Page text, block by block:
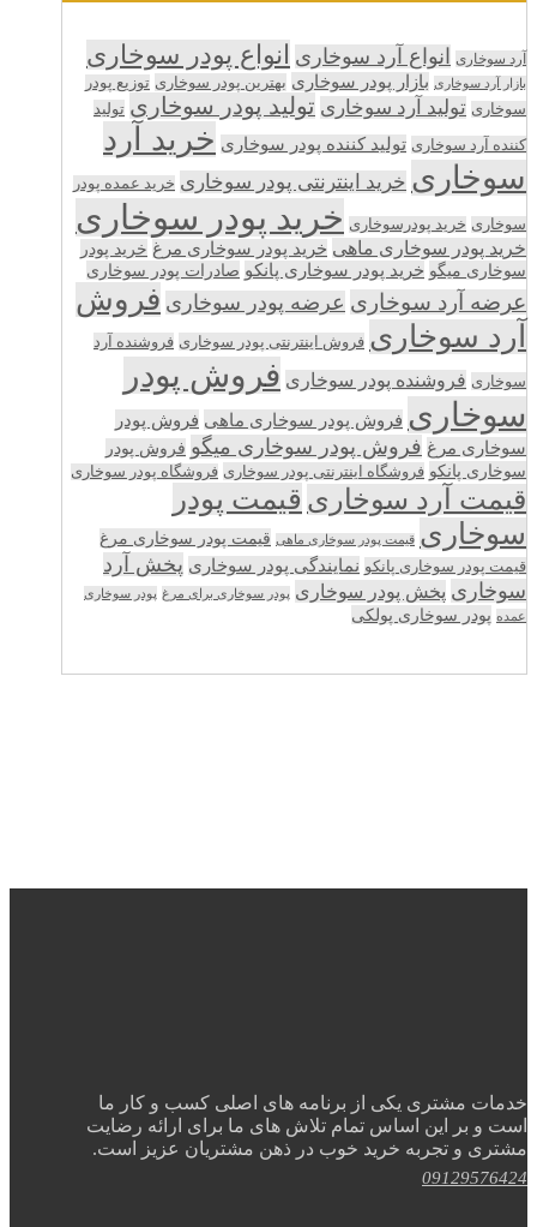
آرد سوخاری انواع آرد سوخاری انواع پودر سوخاری
بازار آرد سوخاری بازار پودر سوخاری بهترین پودر سوخاری توزیع پودر
سوخاری تولید آرد سوخاری تولید پودر سوخاری تولید
کننده آرد سوخاری تولید کننده پودر سوخاری خرید آرد
سوخاری خرید اینترنتی پودر سوخاری خرید عمده پودر
سوخاری خرید پودرسوخاری خرید پودر سوخاری
خرید پودر سوخاری ماهی خرید پودر سوخاری مرغ خرید پودر
سوخاری میگو خرید پودر سوخاری پانکو صادرات پودر سوخاری
عرضه آرد سوخاری عرضه پودر سوخاری فروش
آرد سوخاری فروش اینترنتی پودر سوخاری فروشنده آرد
سوخاری فروشنده پودر سوخاری فروش پودر
سوخاری فروش پودر سوخاری ماهی فروش پودر
سوخاری مرغ فروش پودر سوخاری میگو فروش پودر
سوخاری پانکو فروشگاه اینترنتی پودر سوخاری فروشگاه پودر سوخاری
قیمت آرد سوخاری قیمت پودر
سوخاری قیمت پودر سوخاری ماهی قیمت پودر سوخاری مرغ
قیمت پودر سوخاری پانکو نمایندگی پودر سوخاری پخش آرد
سوخاری پخش پودر سوخاری پودر سوخاری برای مرغ پودر سوخاری
عمده پودر سوخاری پولکی
خدمات مشتری یکی از برنامه های اصلی کسب و کار ما
است و بر این اساس تمام تلاش های ما برای ارائه رضایت
مشتری و تجربه خرید خوب در ذهن مشتریان عزیز است.
09129576424